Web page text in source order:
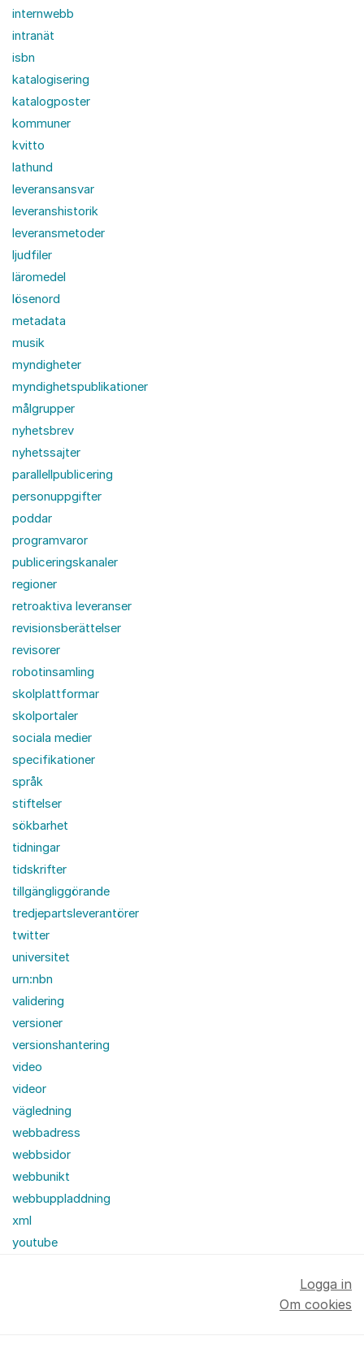
internwebb
intranät
isbn
katalogisering
katalogposter
kommuner
kvitto
lathund
leveransansvar
leveranshistorik
leveransmetoder
ljudfiler
läromedel
lösenord
metadata
musik
myndigheter
myndighetspublikationer
målgrupper
nyhetsbrev
nyhetssajter
parallellpublicering
personuppgifter
poddar
programvaror
publiceringskanaler
regioner
retroaktiva leveranser
revisionsberättelser
revisorer
robotinsamling
skolplattformar
skolportaler
sociala medier
specifikationer
språk
stiftelser
sökbarhet
tidningar
tidskrifter
tillgängliggörande
tredjepartsleverantörer
twitter
universitet
urn:nbn
validering
versioner
versionshantering
video
videor
vägledning
webbadress
webbsidor
webbunikt
webbuppladdning
xml
youtube
Logga in
Om cookies